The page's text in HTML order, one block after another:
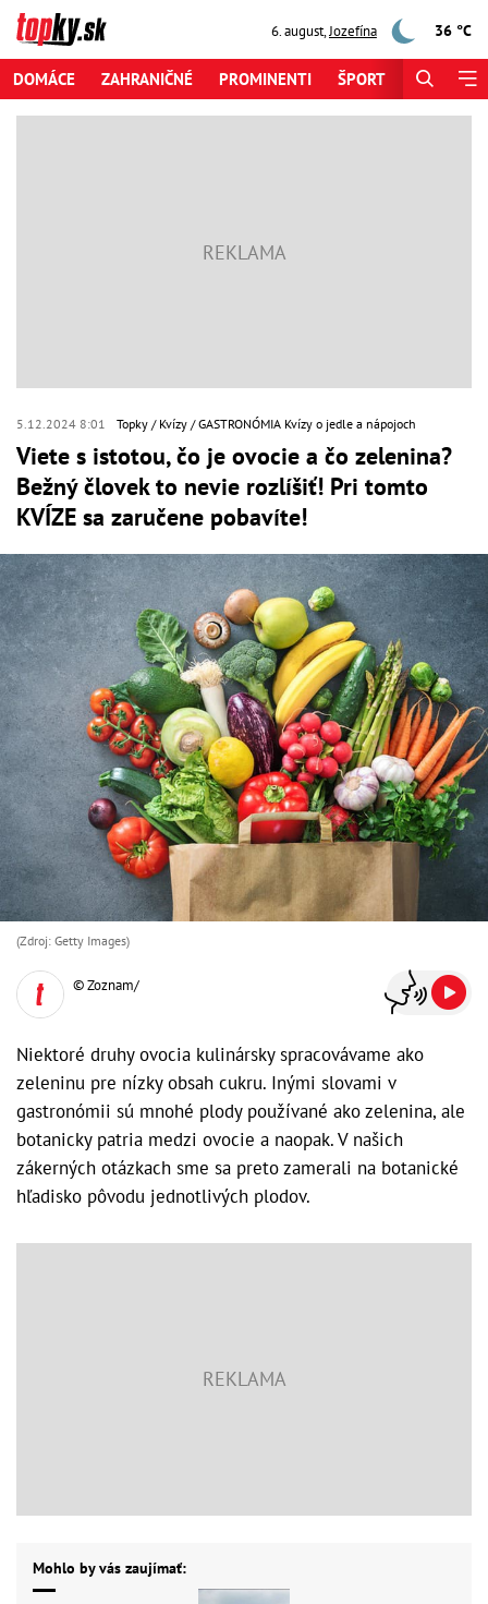
6. august,Jozefína 36 °C
DOMÁCE ZAHRANIČNÉ PROMINENTI ŠPORT
5.12.2024 8:01 Topky Kvízy GASTRONÓMIA Kvízy o jedle a nápojoch
Viete s istotou, čo je ovocie a čo zelenina?
Bežný človek to nevie rozlíšiť! Pri tomto
KVÍZE sa zaručene pobavíte!
(Zdroj: Getty Images)
© Zoznam/
Niektoré druhy ovocia kulinársky spracovávame ako
zeleninu pre nízky obsah cukru. Inými slovami v
gastronómii sú mnohé plody používané ako zelenina, ale
botanicky patria medzi ovocie a naopak. V našich
zákerných otázkach sme sa preto zamerali na botanické
hľadisko pôvodu jednotlivých plodov.
Mohlo by vás zaujímať: